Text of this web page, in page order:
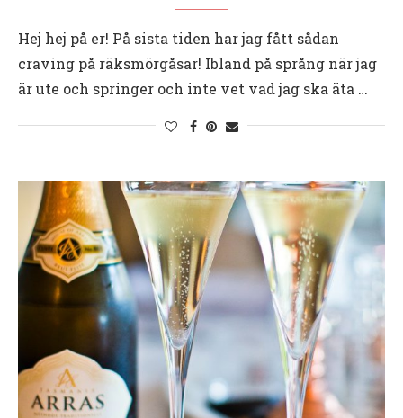
Hej hej på er! På sista tiden har jag fått sådan
craving på räksmörgåsar! Ibland på språng när jag
är ute och springer och inte vet vad jag ska äta …